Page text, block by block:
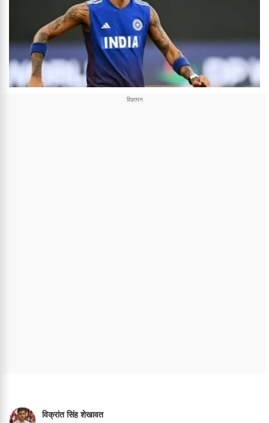
विक्रांत सिंह शेखावत